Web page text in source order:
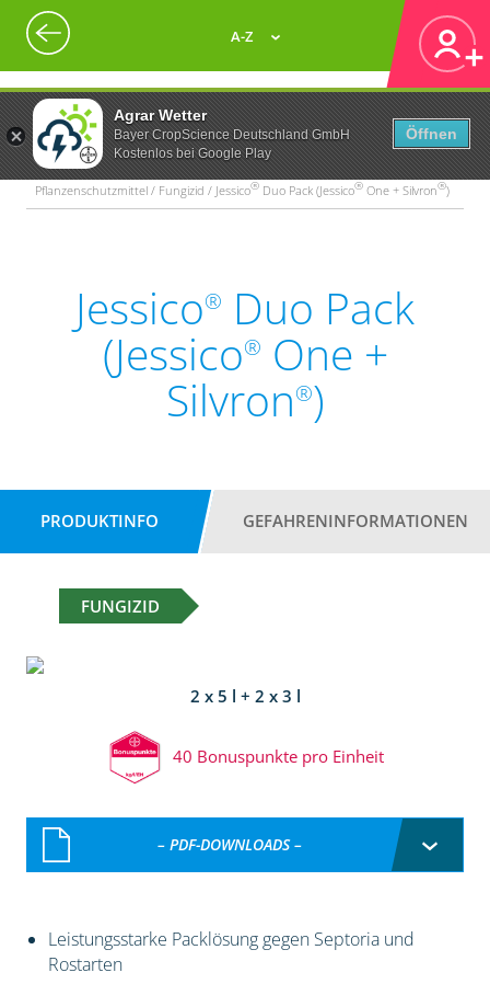
Agrar Wetter
Bayer CropScience Deutschland GmbH
Kostenlos bei Google Play
Öffnen
A-Z
Pflanzenschutzmittel / Fungizid / Jessico® Duo Pack (Jessico® One + Silvron®)
Jessico® Duo Pack
(Jessico® One +
Silvron®)
PRODUKTINFO GEFAHRENINFORMATIONEN
FUNGIZID
2 x 5 l + 2 x 3 l
40 Bonuspunkte pro Einheit
– PDF-DOWNLOADS –
Leistungsstarke Packlösung gegen Septoria und
Rostarten